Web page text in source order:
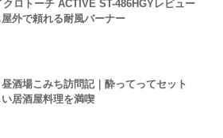
ロトーチ ACTIVE ST-486HGYレビュー
屋外で頼れる耐風バーナー
昼酒場こみち訪問記｜酔ってってセット
居酒屋料理を満喫